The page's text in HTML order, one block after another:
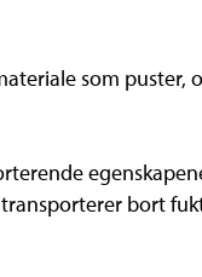
som
bort